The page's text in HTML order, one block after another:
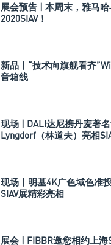
展会预告 | 本周末，雅马
2020SIAV！
新品丨“技术向旗舰看齐
音箱线
现场 | DALI达尼携丹麦著
Lyngdorf（林道夫）亮相
现场丨明基4K广色域色准
SIAV展精彩亮相
展会 | FIBBR邀您相约上海